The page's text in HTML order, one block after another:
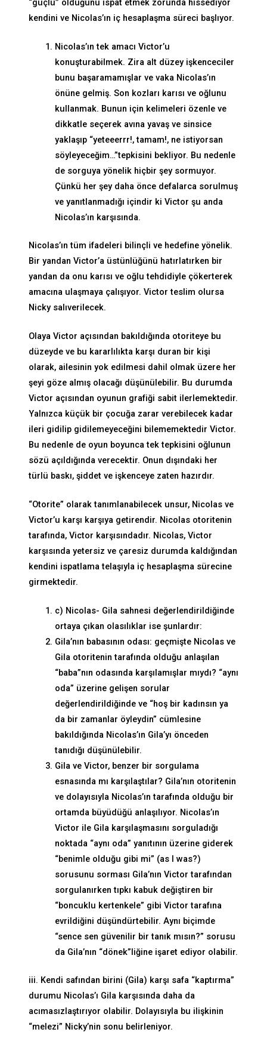
“güçlü” olduğunu ispat etmek zorunda hissediyor
kendini ve Nicolas’ın iç hesaplaşma süreci başlıyor.
Nicolas’ın tek amacı Victor’u
konuşturabilmek. Zira alt düzey işkenceciler
bunu başaramamışlar ve vaka Nicolas’ın
önüne gelmiş. Son kozları karısı ve oğlunu
kullanmak. Bunun için kelimeleri özenle ve
dikkatle seçerek avına yavaş ve sinsice
yaklaşıp “yeteeerrr!, tamam!, ne istiyorsan
söyleyeceğim…”tepkisini bekliyor. Bu nedenle
de sorguya yönelik hiçbir şey sormuyor.
Çünkü her şey daha önce defalarca sorulmuş
ve yanıtlanmadığı içindir ki Victor şu anda
Nicolas’ın karşısında.
Nicolas’ın tüm ifadeleri bilinçli ve hedefine yönelik.
Bir yandan Victor’a üstünlüğünü hatırlatırken bir
yandan da onu karısı ve oğlu tehdidiyle çökerterek
amacına ulaşmaya çalışıyor. Victor teslim olursa
Nicky salıverilecek.
Olaya Victor açısından bakıldığında otoriteye bu
düzeyde ve bu kararlılıkta karşı duran bir kişi
olarak, ailesinin yok edilmesi dahil olmak üzere her
şeyi göze almış olacağı düşünülebilir. Bu durumda
Victor açısından oyunun grafiği sabit ilerlemektedir.
Yalnızca küçük bir çocuğa zarar verebilecek kadar
ileri gidilip gidilemeyeceğini bilememektedir Victor.
Bu nedenle de oyun boyunca tek tepkisini oğlunun
sözü açıldığında verecektir. Onun dışındaki her
türlü baskı, şiddet ve işkenceye zaten hazırdır.
“Otorite” olarak tanımlanabilecek unsur, Nicolas ve
Victor’u karşı karşıya getirendir. Nicolas otoritenin
tarafında, Victor karşısındadır. Nicolas, Victor
karşısında yetersiz ve çaresiz durumda kaldığından
kendini ispatlama telaşıyla iç hesaplaşma sürecine
girmektedir.
c) Nicolas- Gila sahnesi değerlendirildiğinde
ortaya çıkan olasılıklar ise şunlardır:
Gila’nın babasının odası: geçmişte Nicolas ve
Gila otoritenin tarafında olduğu anlaşılan
“baba”nın odasında karşılamışlar mıydı? “aynı
oda” üzerine gelişen sorular
değerlendirildiğinde ve “hoş bir kadınsın ya
da bir zamanlar öyleydin” cümlesine
bakıldığında Nicolas’ın Gila’yı önceden
tanıdığı düşünülebilir.
Gila ve Victor, benzer bir sorgulama
esnasında mı karşılaştılar? Gila’nın otoritenin
ve dolayısıyla Nicolas’ın tarafında olduğu bir
ortamda büyüdüğü anlaşılıyor. Nicolas’ın
Victor ile Gila karşılaşmasını sorguladığı
noktada “aynı oda” yanıtının üzerine giderek
“benimle olduğu gibi mi” (as I was?)
sorusunu sorması Gila’nın Victor tarafından
sorgulanırken tıpkı kabuk değiştiren bir
“boncuklu kertenkele” gibi Victor tarafına
evrildiğini düşündürtebilir. Aynı biçimde
“sence sen güvenilir bir tanık mısın?” sorusu
da Gila’nın “dönek”liğine işaret ediyor olabilir.
iii. Kendi safından birini (Gila) karşı safa “kaptırma”
durumu Nicolas’ı Gila karşısında daha da
acımasızlaştırıyor olabilir. Dolayısıyla bu ilişkinin
“melezi” Nicky’nin sonu belirleniyor.